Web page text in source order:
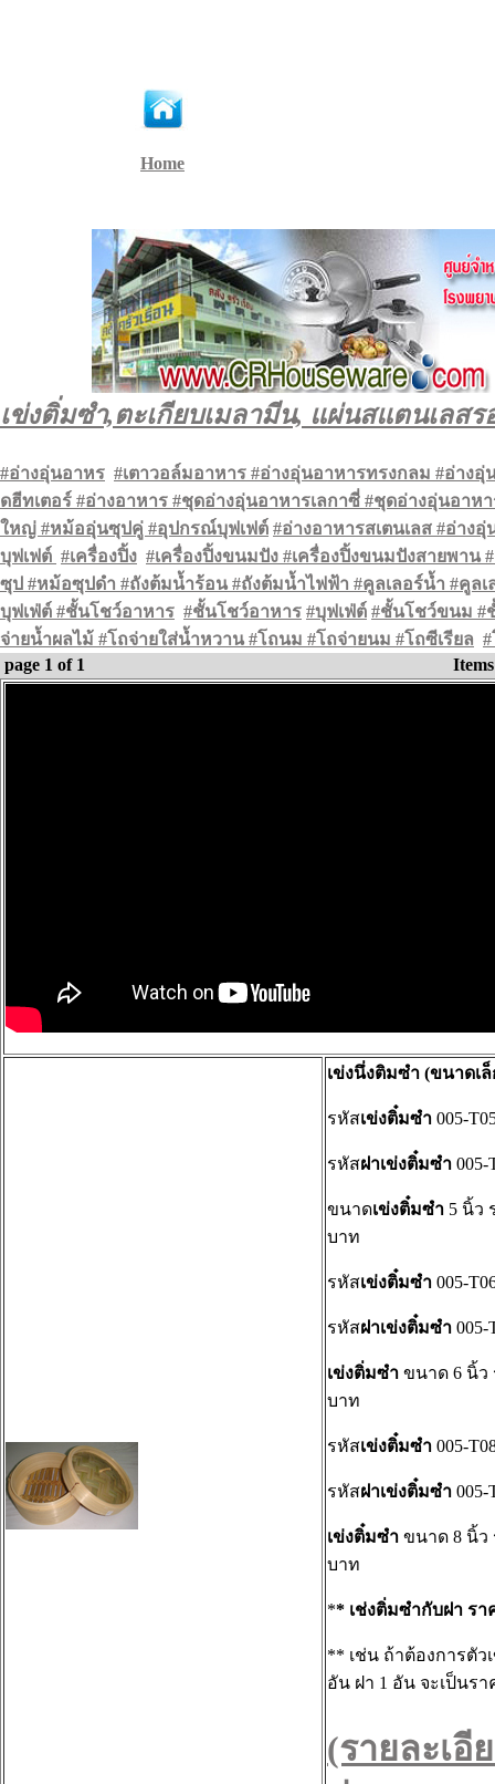
Home
เข่งติ่มซำ,ตะเกียบเมลามีน, แผ่นสแตนเลสร
#อ่างอุ่นอาหร #เตาวอล์มอาหาร #อ่างอุ่นอาหารทรงกลม #อ่าง
ดฮีทเตอร์ #อ่างอาหาร #ชุดอ่างอุ่นอาหารเลกาซี่ #ชุดอ่างอุ่นอา
ใหญ่ #หม้ออุ่นซุปคู่ #อุปกรณ์บุฟเฟต์ #อ่างอาหารสเตนเลส #อ่างอุ่
บุฟเฟต์ #เครื่องปิ้ง #เครื่องปิ้งขนมปัง #เครื่องปิ้งขนมปังสายพาน
ซุป #หม้อซุปดำ #ถังต้มน้ำร้อน #ถังต้มน้ำไฟฟ้า #คูลเลอร์น้ำ #คูล
บุฟเฟ่ต์ #ชั้นโชว์อาหาร #ชั้นโชว์อาหาร #บุฟเฟ่ต์ #ชั้นโชว์ขนม #
จ่ายน้ำผลไม้ #โถจ่ายใส่น้ำหวาน #โถนม #โถจ่ายนม #โถซีเรียล
page 1 of 1
เข่งนึ่งติมซำ (ขนาดเ
รหัสเข่งติ๋มซำ 005-
รหัสฝาเข่งติ๋มซำ 005-
ขนาดเข่งติ๋มซำ 5 นิ้ว
บาท
รหัสเข่งติ๋มซำ 005-
รหัสฝาเข่งติ๋มซำ 005-
เข่งติ่มซำ ขนาด 6 นิ้ว
บาท
รหัสเข่งติ๋มซำ 005-
รหัสฝาเข่งติ๋มซำ 005-
เข่งติ๋มซำ ขนาด 8 นิ้ว
บาท
** เช่งติ่มซำกับฝา ร
** เช่น ถ้าต้องการตัว
อัน ฝา 1 อัน จะเป็นรา
(รายละเอี